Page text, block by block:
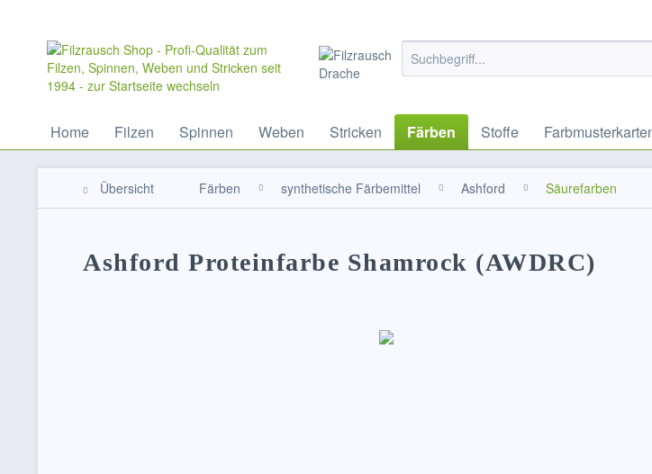
Home Filzen Spinnen Weben Stricken Färben Stoffe
Übersicht Färben synthetische Färbemittel Ashford Säurefarben
Ashford Proteinfarbe Shamrock (AWDRC)